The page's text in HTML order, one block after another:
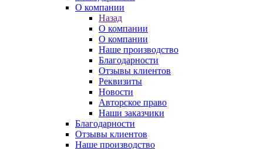
О компании
Назад
О компании
О компании
Наше производство
Благодарности
Отзывы клиентов
Реквизиты
Новости
Авторское право
Наши заказчики
Благодарности
Отзывы клиентов
Наше производство